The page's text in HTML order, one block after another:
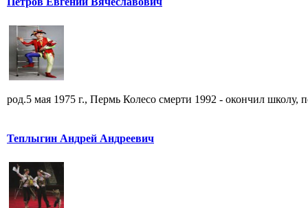
род.5 мая 1975 г., Пермь Колесо смерти 1992 - окончил школу,
Теплыгин Андрей Андреевич